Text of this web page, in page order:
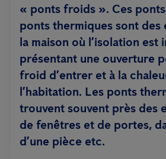
« ponts froids ». Ces
ponts thermiques sont des
la maison où l’isolation est
présentant une ouverture
froid d’entrer et à la
l’habitation. Les ponts
trouvent souvent près des
de fenêtres et de portes,
d’une pièce etc.